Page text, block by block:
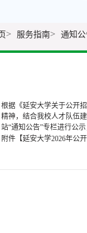
> 服务指南> 通知
根据《延安大学关于公开
精神，结合我校人才队伍
站“通知公告”专栏进行公
附件【延安大学2026年公